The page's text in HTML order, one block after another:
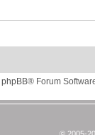
phpBB® Forum